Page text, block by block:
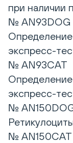
при наличии
№ AN93DOG
Определение
экспресс-
№ AN93CAT
Определение
экспресс-
№
№ AN150CAT